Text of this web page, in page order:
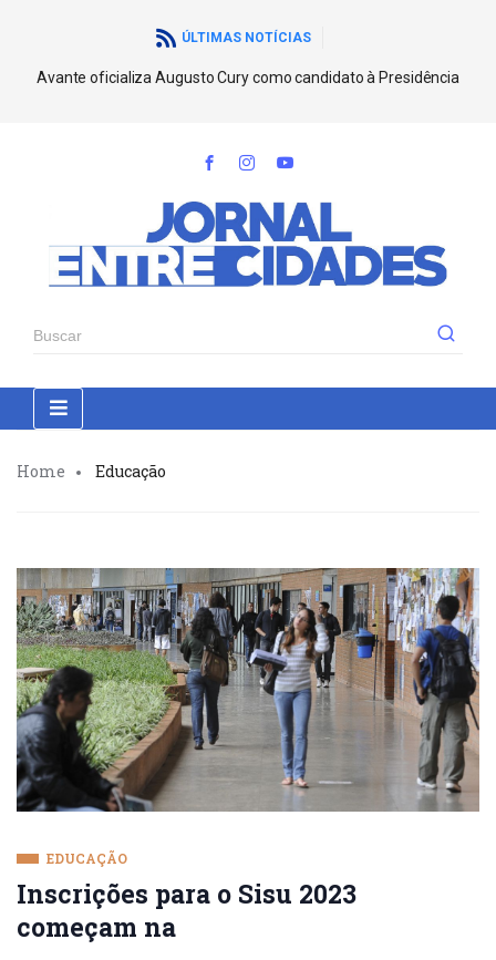
ÚLTIMAS NOTÍCIAS
Avante oficializa Augusto Cury como candidato à Presidência
Home Educação
EDUCAÇÃO
Inscrições para o Sisu 2023
começam na